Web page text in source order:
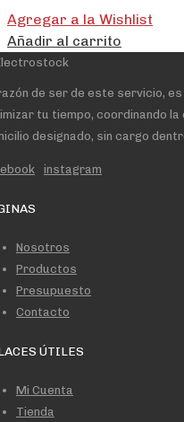
Agregar a la Wishlist
Añadir al carrito
de ser de este servicio,
tu tiempo, coordinando la
designado, sin cargo
instagram
Nosotros
Productos
Presupuesto
Contacto
ÚTILES
Mi Cuenta
Tienda